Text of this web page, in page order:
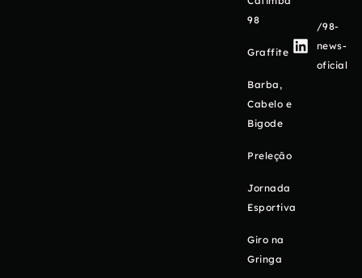
98
Graffite
Barba,
Cabelo e
Bigode
Preleção
Jornada
Esportiva
Giro na
Gringa
/98-
news-
oficial